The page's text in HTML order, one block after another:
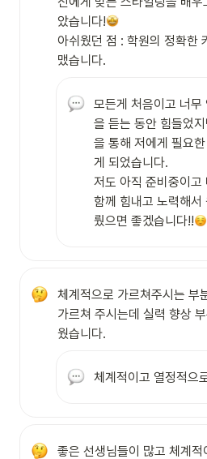
았습니다!
아쉬웠던 점 : 학원의 정확한
맸습니다.
모든게 처음이고 너무
을 듣는 동안 힘들었
을 통해 저에게 필요
게 되었습니다.
저도 아직 준비중이
함께 힘내고 노력해서
뤘으면 좋겠습니다!!
체계적으로 가르쳐주시는 부
가르쳐 주시는데 실력 향상
웠습니다.
체계적이고 열정적으
좋은 선생님들이 많고 체계